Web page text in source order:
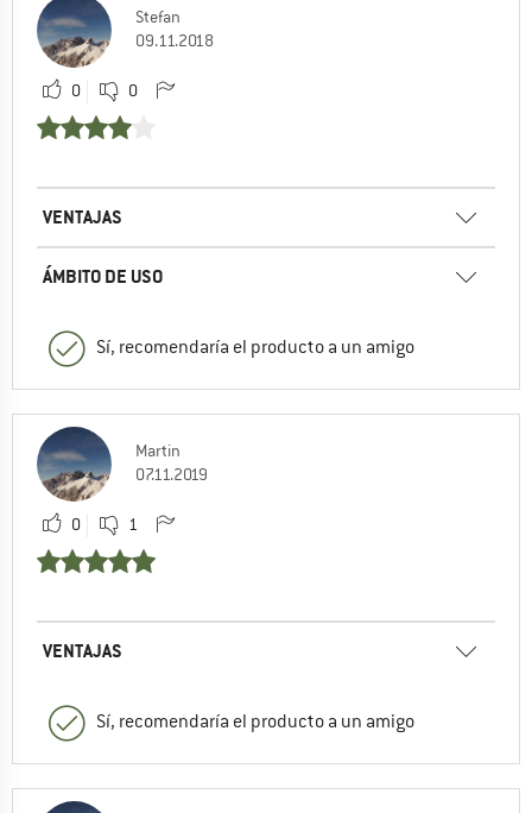
Stefan
09.11.2018
0 0
VENTAJAS
ÁMBITO DE USO
Sí, recomendaría el producto a un amigo
Martin
07.11.2019
0 1
VENTAJAS
Sí, recomendaría el producto a un amigo